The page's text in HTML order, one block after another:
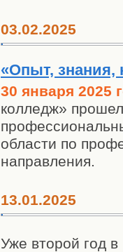
03.02.2025
«Опыт, знания,
30 января 2025
колледж»
области по
направления.
13.01.2025
Уже второй год